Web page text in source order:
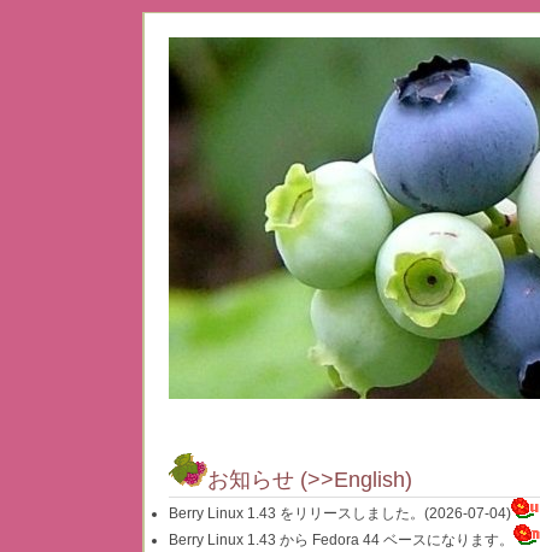
お知らせ (>>English)
Berry Linux 1.43 をリリースしました。(2026-07-04)
Berry Linux 1.43 から Fedora 44 ベースになります。